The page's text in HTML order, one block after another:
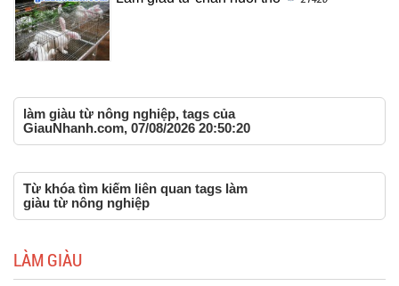
làm giàu từ nông nghiệp, tags của
GiauNhanh.com, 07/08/2026 20:50:20
Từ khóa tìm kiếm liên quan tags làm
giàu từ nông nghiệp
LÀM GIÀU